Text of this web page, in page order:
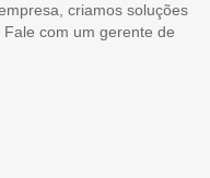
criamos soluções
com um gerente de